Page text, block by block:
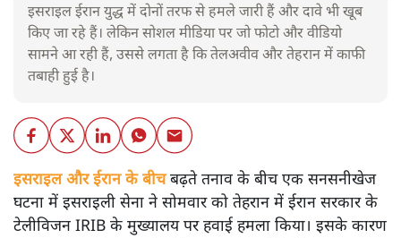
इसराइल ईरान युद्ध में दोनों तरफ से हमले जारी हैं और दावे भी खूब
किए जा रहे हैं। लेकिन सोशल मीडिया पर जो फोटो और वीडियो
सामने आ रही हैं, उससे लगता है कि तेलअवीव और तेहरान में काफी
तबाही हुई है।
इसराइल और ईरान के बीचबढ़ते तनाव के बीच एक सनसनीखेज
घटना में इसराइली सेना ने सोमवार को तेहरान में ईरान सरकार के
टेलीविजन IRIB के मुख्यालय पर हवाई हमला किया। इसके कारण